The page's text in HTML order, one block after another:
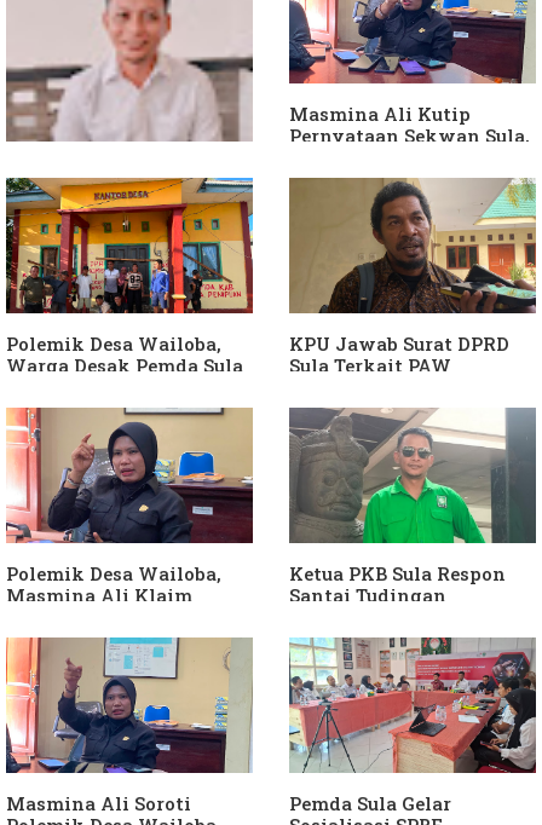
Dituding Jadikan
Bendahara Desa Wailoba
sebagai "ATM Berjalan",
Armin Soamole: Harus
Dibuktikan
Masmina Ali Kutip
Pernyataan Sekwan Sula,
Diduga Jadikan
Keponakan "ATM
Berjalan"
Polemik Desa Wailoba,
Warga Desak Pemda Sula
APH Usut Dugaan
Penyimpangan Dana Desa
KPU Jawab Surat DPRD
Sula Terkait PAW
Hanura
Polemik Desa Wailoba,
Masmina Ali Klaim
Keterlibatan Ketua PKB
Sula
Ketua PKB Sula Respon
Santai Tudingan
Dia Kangen Saya
Masmina Ali Soroti
Pemda Sula Gelar